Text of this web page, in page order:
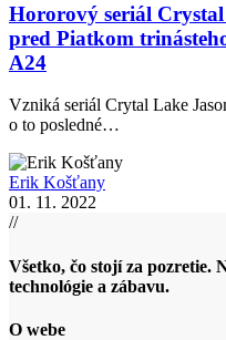
Hororový seriál
pred Piatkom
A24
Vzniká seriál Crytal Lake
o to posledné…
Erik Košťany
01. 11. 2022
//
Všetko, čo stojí za pozretie.
technológie a zábavu.
O webe